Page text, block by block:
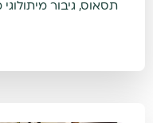
תסאוס, גיבור